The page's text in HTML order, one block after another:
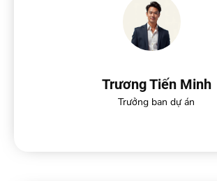
Trương Tiến Minh
Trưởng ban dự án